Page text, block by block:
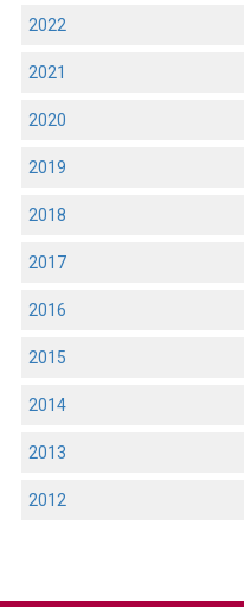
2022
2021
2020
2019
2018
2017
2016
2015
2014
2013
2012